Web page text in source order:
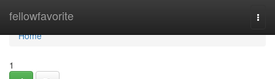
fellowfavorite
Home
Home
1